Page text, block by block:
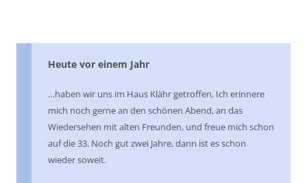
Heute vor einem Jahr
…haben wir uns im Haus Klähr getroffen. Ich erinnere
mich noch gerne an den schönen Abend, an das
Wiedersehen mit alten Freunden, und freue mich schon
auf die 33. Noch gut zwei Jahre, dann ist es schon
wieder soweit.